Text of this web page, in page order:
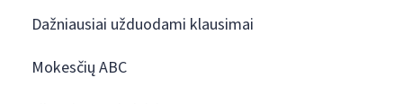
Dažniausiai užduodami klausimai
Mokesčių ABC